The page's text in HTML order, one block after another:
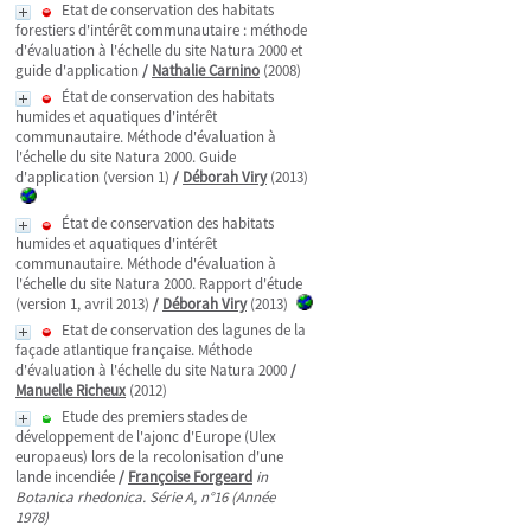
Etat de conservation des habitats
forestiers d'intérêt communautaire : méthode
d'évaluation à l'échelle du site Natura 2000 et
guide d'application / Nathalie Carnino (2008)
État de conservation des habitats
humides et aquatiques d'intérêt
communautaire. Méthode d'évaluation à
l'échelle du site Natura 2000. Guide
d'application (version 1) / Déborah Viry(2013)
État de conservation des habitats
humides et aquatiques d'intérêt
communautaire. Méthode d'évaluation à
l'échelle du site Natura 2000. Rapport d'étude
(version 1, avril 2013) / Déborah Viry(2013)
Etat de conservation des lagunes de la
façade atlantique française. Méthode
d'évaluation à l'échelle du site Natura 2000/
Manuelle Richeux (2012)
Etude des premiers stades de
développement de l'ajonc d'Europe (Ulex
europaeus) lors de la recolonisation d'une
lande incendiée/ Françoise Forgeard in
Botanica rhedonica. Série A, n°16 (Année
1978)